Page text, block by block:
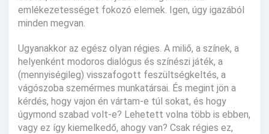
emlékezetességet fokozó elemek. Igen, úgy igazából
minden megvan.
Ugyanakkor az egész olyan régies. A miliő, a színek, a
helyenként modoros dialógus és színészi játék, a
(mennyiségileg) visszafogott feszültségkeltés, a
vágószoba szemérmes munkatársai. És megint jön a
kérdés, hogy vajon én vártam-e túl sokat, és hogy
úgymond szabad volt-e? Lehetett volna több is ebben,
vagy ez így kiemelkedő, ahogy van? Csak régies ez,